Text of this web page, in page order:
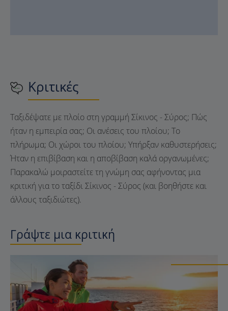
Κριτικές
Ταξιδέψατε με πλοίο στη γραμμή Σίκινος - Σύρος; Πώς
ήταν η εμπειρία σας; Οι ανέσεις του πλοίου; Το
πλήρωμα; Οι χώροι του πλοίου; Υπήρξαν καθυστερήσεις;
Ήταν η επιβίβαση και η αποβίβαση καλά οργανωμένες;
Παρακαλώ μοιραστείτε τη γνώμη σας αφήνοντας μια
κριτική για το ταξίδι Σίκινος - Σύρος (και βοηθήστε και
άλλους ταξιδιώτες).
Γράψτε μια κριτική